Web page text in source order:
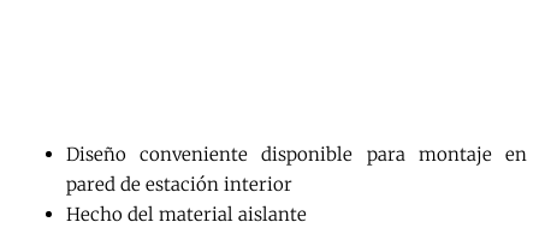
Diseño conveniente disponible para montaje en
pared de estación interior
Hecho del material aislante